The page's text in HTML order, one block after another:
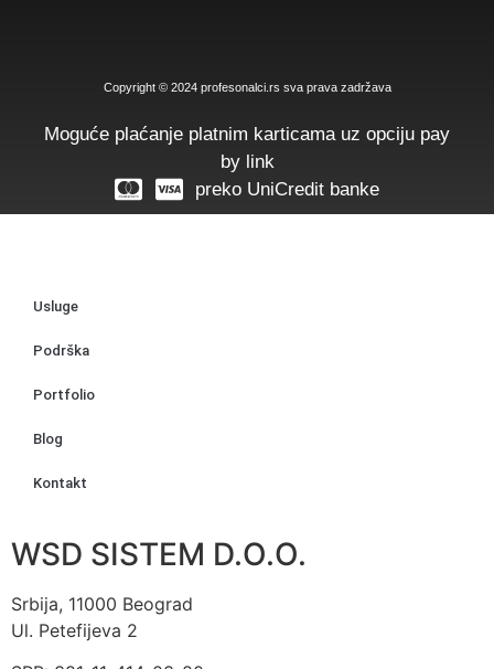
Copyright © 2024 profesonalci.rs sva prava zadržava
Moguće plaćanje platnim karticama uz opciju pay
by link
preko UniCredit banke
Usluge
Podrška
Portfolio
Blog
Kontakt
WSD SISTEM D.O.O.
Srbija, 11000 Beograd
Ul. Petefijeva 2